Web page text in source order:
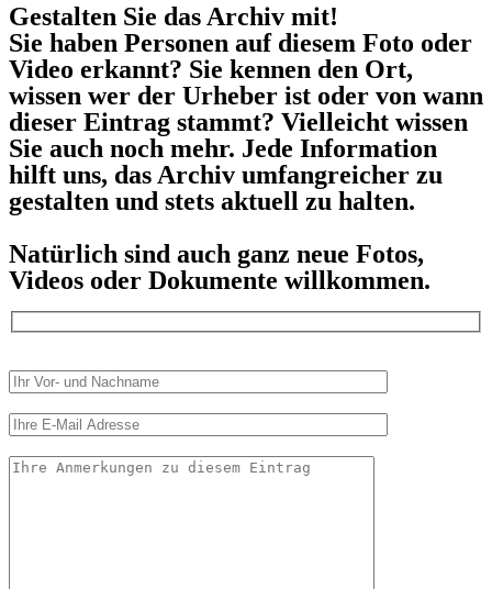
Gestalten Sie das Archiv mit!
Sie haben Personen auf diesem Foto oder
Video erkannt? Sie kennen den Ort,
wissen wer der Urheber ist oder von wann
dieser Eintrag stammt? Vielleicht wissen
Sie auch noch mehr. Jede Information
hilft uns, das Archiv umfangreicher zu
gestalten und stets aktuell zu halten.
Natürlich sind auch ganz neue Fotos,
Videos oder Dokumente willkommen.